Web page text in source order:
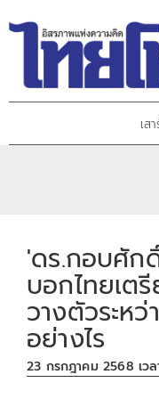
เส
'ดร.กอบศัก
บอกไทยเต
วางตัวระห
อย่างไร
23 กรกฎาคม 2568 เว